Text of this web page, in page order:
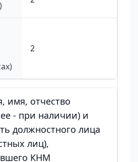
2
имя, отчество
- при наличии) и
должностного лица
лиц),
КНМ